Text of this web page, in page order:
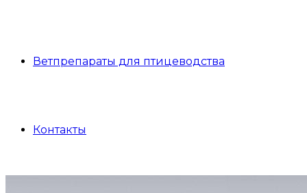
Ветпрепараты для птицеводства
Контакты